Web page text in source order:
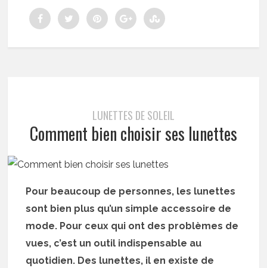
LUNETTES DE SOLEIL
Comment bien choisir ses lunettes
Pour beaucoup de personnes, les lunettes
sont bien plus qu’un simple accessoire de
mode. Pour ceux qui ont des problèmes de
vues, c’est un outil indispensable au
quotidien. Des lunettes, il en existe de